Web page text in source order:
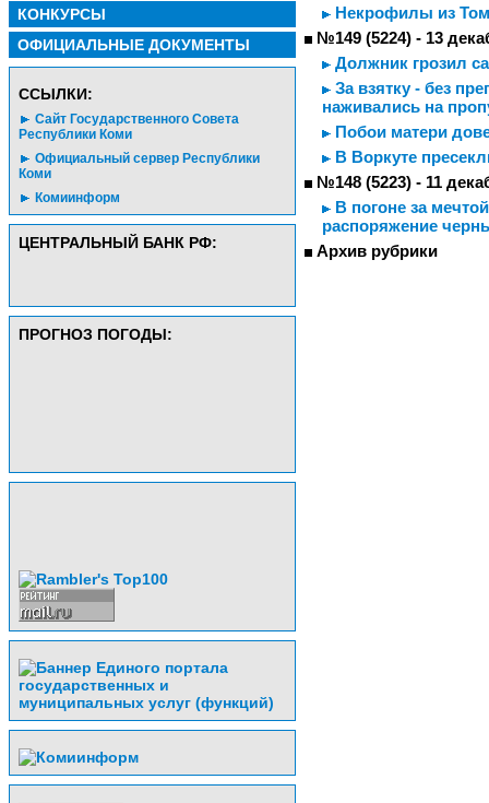
КОНКУРСЫ
ОФИЦИАЛЬНЫЕ ДОКУМЕНТЫ
CСЫЛКИ:
Сайт Государственного Совета
Республики Коми
Официальный сервер Республики
Коми
Комиинформ
ЦЕНТРАЛЬНЫЙ БАНК РФ:
ПРОГНОЗ ПОГОДЫ:
Некрофилы из
№149 (5224) - 13
Должник грозил
За взятку - без
наживались на
Побои матери
В Воркуте
№148 (5223) - 11
В погоне за
распоряжение
Архив рубрики